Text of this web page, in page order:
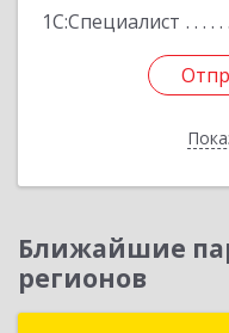
1С:Специалист
Ближайшие
регионов